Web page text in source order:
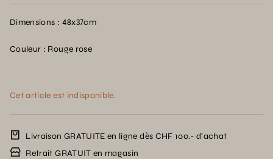
Dimensions : 48x37cm
Couleur : Rouge rose
Cet article est indisponible.
Livraison GRATUITE en ligne dès CHF 100.- d’achat
Retrait GRATUIT en magasin